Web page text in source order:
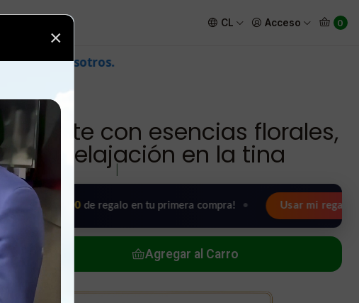
×
CL Acceso 0
florales, espuma y relajación en la tina
con esencias florales,
y relajación en la tina
de regalo en tu primera compra! • Usar mi regalo ahora 🖤
Agregar al Carro